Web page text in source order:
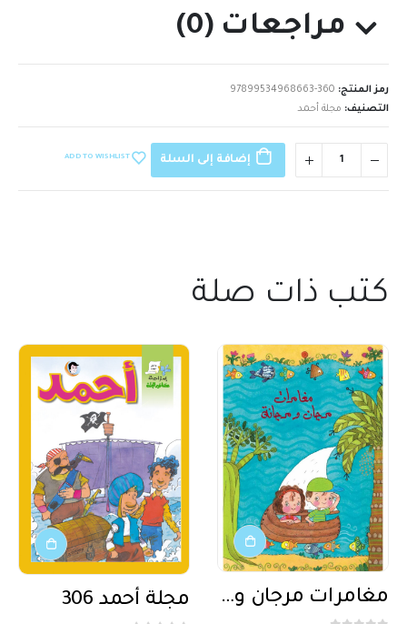
مراجعات (0)
رمز المنتج: 97899534968663-360
التصنيف: مجلة أحمد
إضافة إلى السلة ADD TO WISHLIST
كتب ذات صلة
مغامرات مرجان ومرجانة مجلة أحمد 306